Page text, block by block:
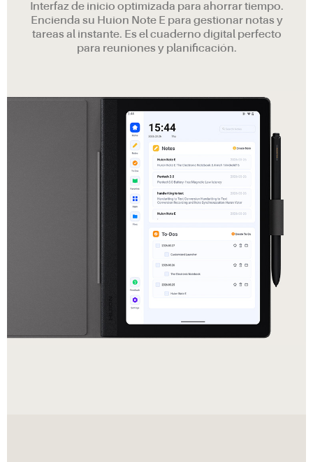
Interfaz de inicio optimizada para ahorrar tiempo.
Encienda su Huion Note E para gestionar notas y
tareas al instante. Es el cuaderno digital perfecto
para reuniones y planificación.